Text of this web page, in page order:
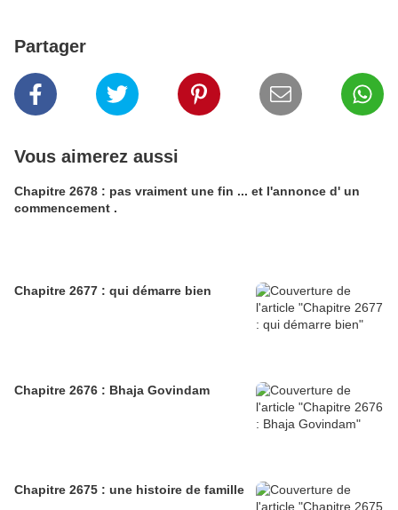
Partager
Vous aimerez aussi
Chapitre 2678 : pas vraiment une fin ... et l'annonce d' un
commencement .
Chapitre 2677 : qui démarre bien
Chapitre 2676 : Bhaja Govindam
Chapitre 2675 : une histoire de famille